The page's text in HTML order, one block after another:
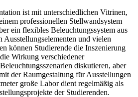
ist mit unterschiedlichen Vitrinen,
professionellen Stellwandsystem
ein flexibles Beleuchtungssystem aus
und vielen
können Studierende die Inszenierung
Wirkung verschiedener
diskutieren, aber
der Raumgestaltung für Ausstellungen
große Labor dient regelmäßig als
der Studierenden.